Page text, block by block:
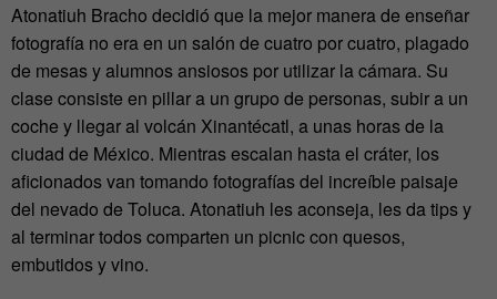
Atonatiuh Bracho decidió que la mejor manera de enseñar
fotografía no era en un salón de cuatro por cuatro, plagado
de mesas y alumnos ansiosos por utilizar la cámara. Su
clase consiste en pillar a un grupo de personas, subir a un
coche y llegar al volcán Xinantécatl, a unas horas de la
ciudad de México. Mientras escalan hasta el cráter, los
aficionados van tomando fotografías del increíble paisaje
del nevado de Toluca. Atonatiuh les aconseja, les da tips y
al terminar todos comparten un picnic con quesos,
embutidos y vino.